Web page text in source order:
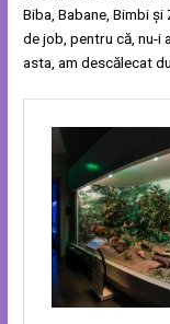
Biba, Babane, Bimbi
de job, pentru că, nu-i
asta, am descălecat